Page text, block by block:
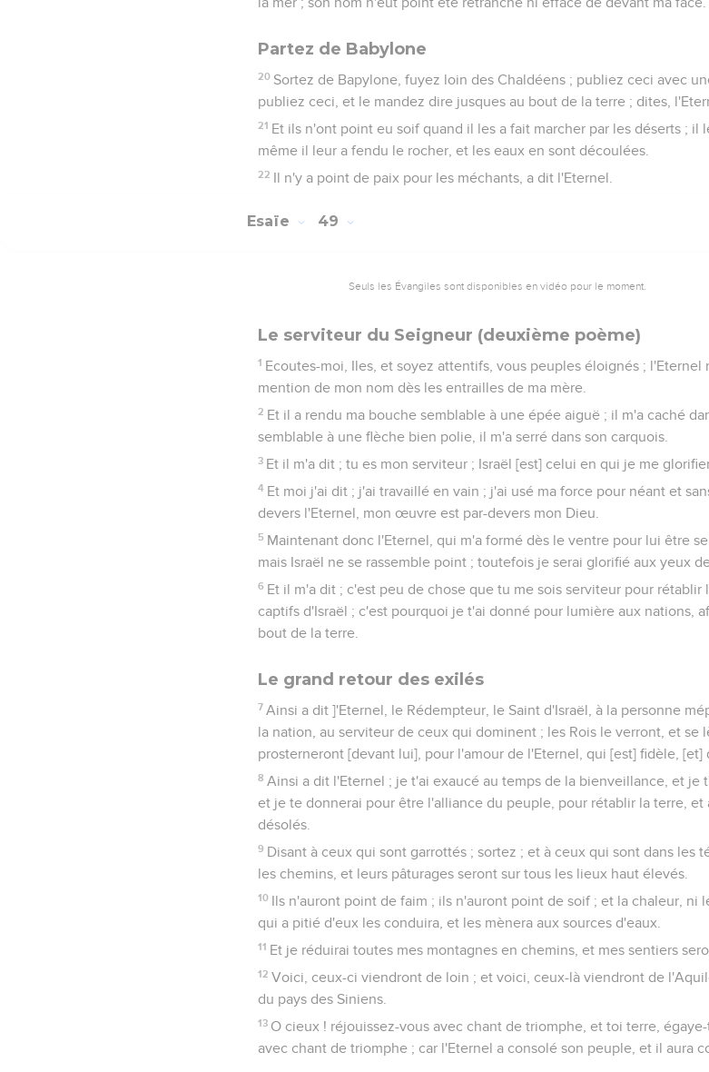
Partez de Babylone
20 Sortez de Bapylone, fuyez loin des Chaldéens ; publiez ceci avec
publiez ceci, et le mandez dire jusques au bout de la terre ; dites,
21 Et ils n'ont point eu soif quand il les a fait marcher par les déserts ; il
même il leur a fendu le rocher, et les eaux en sont découlées.
22 Il n'y a point de paix pour les méchants, a dit l'Eternel.
Esaïe 49
Seuls les Évangiles sont disponibles en vidéo pour le moment.
Le serviteur du Seigneur (deuxième poème)
1 Ecoutes-moi, Iles, et soyez attentifs, vous peuples éloignés ; l'Eternel
mention de mon nom dès les entrailles de ma mère.
2 Et il a rendu ma bouche semblable à une épée aiguë ; il m'a caché
semblable à une flèche bien polie, il m'a serré dans son carquois.
3 Et il m'a dit ; tu es mon serviteur ; Israël [est] celui en qui je me
4 Et moi j'ai dit ; j'ai travaillé en vain ; j'ai usé ma force pour néant et
devers l'Eternel, mon œuvre est par-devers mon Dieu.
5 Maintenant donc l'Eternel, qui m'a formé dès le ventre pour lui être
mais Israël ne se rassemble point ; toutefois je serai glorifié aux yeux
6 Et il m'a dit ; c'est peu de chose que tu me sois serviteur pour
captifs d'Israël ; c'est pourquoi je t'ai donné pour lumière aux nations,
bout de la terre.
Le grand retour des exilés
7 Ainsi a dit ]'Eternel, le Rédempteur, le Saint d'Israël, à la personne
la nation, au serviteur de ceux qui dominent ; les Rois le verront, et se
prosterneront [devant lui], pour l'amour de l'Eternel, qui [est] fidèle, [et]
8 Ainsi a dit l'Eternel ; je t'ai exaucé au temps de la bienveillance, et je
et je te donnerai pour être l'alliance du peuple, pour rétablir la terre, et
désolés.
9 Disant à ceux qui sont garrottés ; sortez ; et à ceux qui sont dans les
les chemins, et leurs pâturages seront sur tous les lieux haut élevés.
10 Ils n'auront point de faim ; ils n'auront point de soif ; et la chaleur, ni
qui a pitié d'eux les conduira, et les mènera aux sources d'eaux.
11 Et je réduirai toutes mes montagnes en chemins, et mes sentiers
12 Voici, ceux-ci viendront de loin ; et voici, ceux-là viendront de
du pays des Siniens.
13 O cieux ! réjouissez-vous avec chant de triomphe, et toi terre,
avec chant de triomphe ; car l'Eternel a consolé son peuple, et il aura